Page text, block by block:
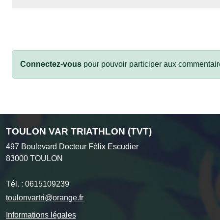
Connectez-vous pour pouvoir participer aux
TOULON VAR TRIATHLON (TVT)
497 Boulevard Docteur Félix Escudier
83000 TOULON
Tél. : 0615109239
toulonvartri@orange.fr
Informations légales